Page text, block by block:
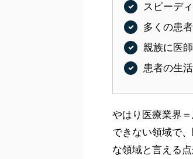
スピーデ
多くの患
親族に医
患者の生
やはり医療業界
できない領域で
な領域と言える点